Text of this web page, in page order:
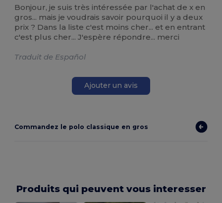
Bonjour, je suis très intéressée par l'achat de x en
gros... mais je voudrais savoir pourquoi il y a deux
prix ? Dans la liste c'est moins cher... et en entrant
c'est plus cher... J'espère répondre... merci
Traduit de Español
Ajouter un avis
Commandez le polo classique en gros
Produits qui peuvent vous interesser